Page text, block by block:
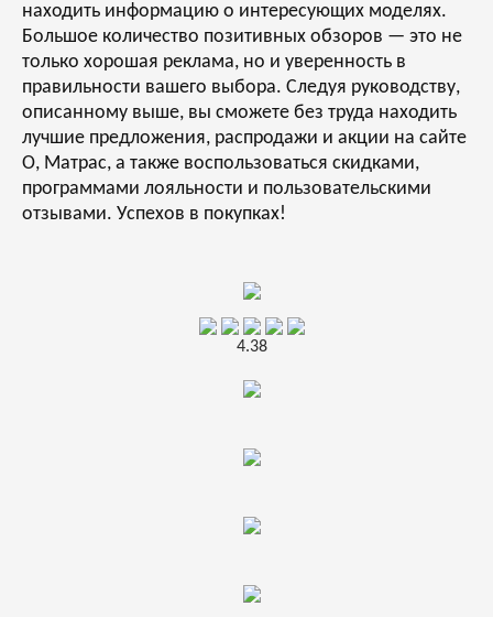
находить информацию о интересующих моделях.
Большое количество позитивных обзоров — это не
только хорошая реклама, но и уверенность в
правильности вашего выбора. Следуя руководству,
описанному выше, вы сможете без труда находить
лучшие предложения, распродажи и акции на сайте
О, Матрас, а также воспользоваться скидками,
программами лояльности и пользовательскими
отзывами. Успехов в покупках!
4.38